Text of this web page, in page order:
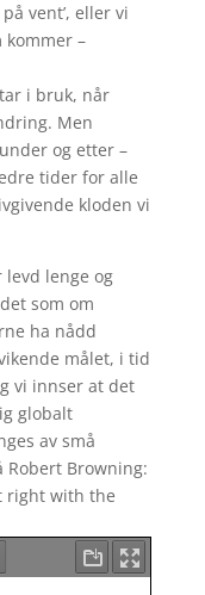
vent’, eller vi
kommer –
i bruk, når
Men
og etter –
tider for alle
kloden vi
lenge og
som om
ha nådd
målet, i tid
vi innser at det
globalt
av små
Robert Browning:
right with the